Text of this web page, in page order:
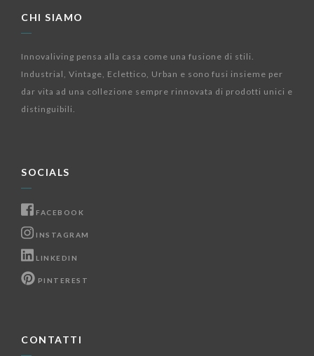
CHI SIAMO
Innovaliving pensa alla casa come una fusione di stili.
Industrial, Vintage, Eclettico, Urban e sono fusi insieme per
dar vita ad una collezione sempre rinnovata di prodotti unici e
distinguibili.
SOCIALS
FACEBOOK
INSTAGRAM
LINKEDIN
PINTEREST
CONTATTI